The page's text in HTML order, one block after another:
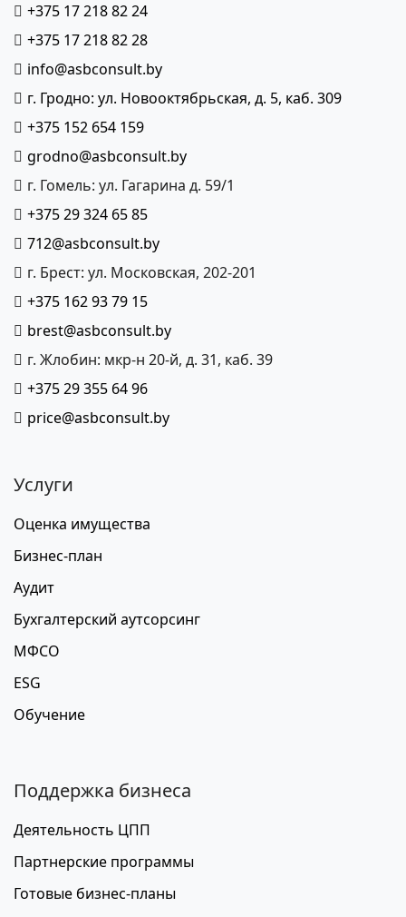
+375 17 218 82 24
+375 17 218 82 28
info@asbconsult.by
г. Гродно: ул. Новооктябрьская, д. 5, каб. 309
+375 152 654 159
grodno@asbconsult.by
г. Гомель: ул. Гагарина д. 59/1
+375 29 324 65 85
712@asbconsult.by
г. Брест: ул. Московская, 202-201
+375 162 93 79 15
brest@asbconsult.by
г. Жлобин: мкр-н 20-й, д. 31, каб. 39
+375 29 355 64 96
price@asbconsult.by
Услуги
Оценка имущества
Бизнес-план
Аудит
Бухгалтерский аутсорсинг
МФСО
ESG
Обучение
Поддержка бизнеса
Деятельность ЦПП
Партнерские программы
Готовые бизнес-планы